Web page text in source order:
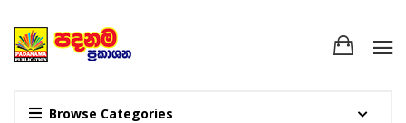
Browse Categories